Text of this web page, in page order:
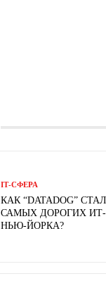
ІТ-СФЕРА
КАК “DATADOG”
САМЫХ ДОРОГИХ
НЬЮ-ЙОРКА?